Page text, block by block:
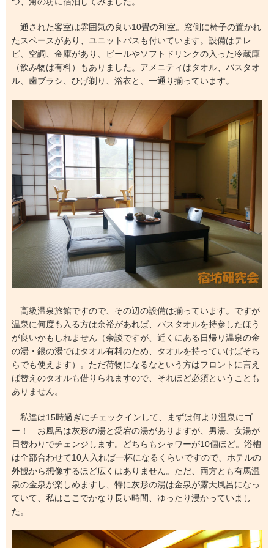
通された客室は雰囲気の良い10畳の和室。窓側に椅子の置かれ
たスペースがあり、ユニットバスも付いています。設備はテレ
ビ、空調、金庫があり、ビールやソフトドリンクの入った冷蔵庫
（飲み物は有料）もありました。アメニティはタオル、バスタオ
ル、歯ブラシ、ひげ剃り、浴衣と、一通り揃っています。
高級温泉旅館ですので、その辺の設備は揃っています。ですが
温泉に何度も入る方は余裕があれば、バスタオルを持参したほう
が良いかもしれません（余談ですが、近くにある日帰り温泉の金
の湯・銀の湯ではタオル有料のため、タオルを持っていけばそち
らでも使えます）。ただ荷物になるなという方はフロントに言え
ば替えのタオルも借りられますので、それほど必須ということも
ありません。
私達は15時過ぎにチェックインして、まずは何より温泉にゴ
ー！ お風呂は灰形の湯と愛宕の湯がありますが、男湯、女湯が
日替わりでチェンジします。どちらもシャワーが10個ほど。浴槽
は全部合わせて10人入れば一杯になるくらいですので、ホテルの
外観から想像するほど広くはありません。ただ、両方とも有馬温
泉の金泉が楽しめますし、特に灰形の湯は金泉が露天風呂になっ
ていて、私はここでかなり長い時間、ゆったり浸かっていまし
た。